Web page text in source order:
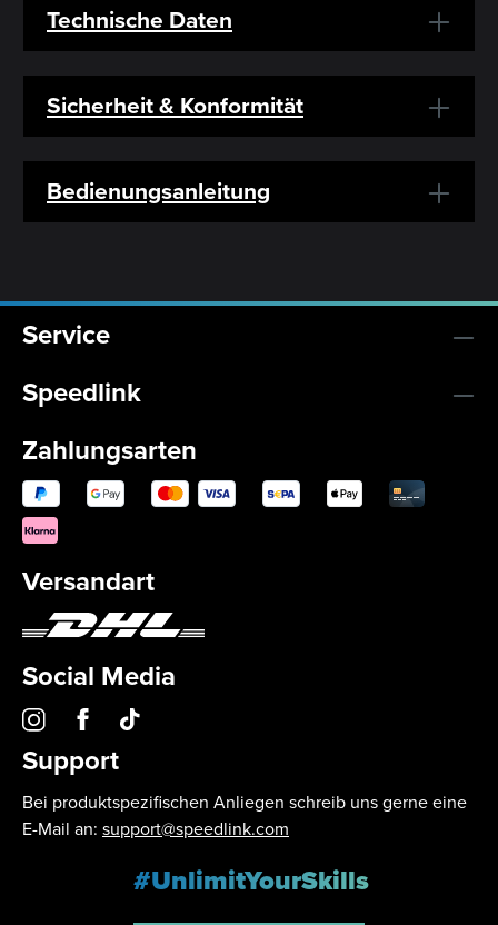
Technische Daten
Sicherheit & Konformität
Bedienungsanleitung
Service
Speedlink
Zahlungsarten
Versandart
Social Media
Support
Bei produktspezifischen Anliegen schreib uns gerne eine
E-Mail an: support@speedlink.com
#UnlimitYourSkills